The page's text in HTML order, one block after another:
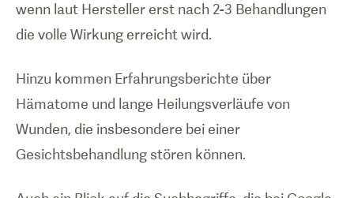
wenn laut Hersteller erst nach 2-3 Behandlungen
die volle Wirkung erreicht wird.
Hinzu kommen Erfahrungsberichte über
Hämatome und lange Heilungsverläufe von
Wunden, die insbesondere bei einer
Gesichtsbehandlung stören können.